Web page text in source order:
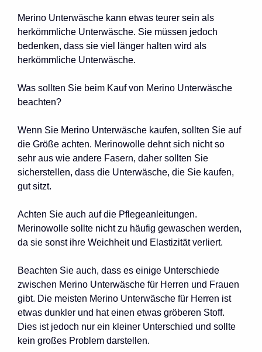
Merino Unterwäsche kann etwas teurer sein als
herkömmliche Unterwäsche. Sie müssen jedoch
bedenken, dass sie viel länger halten wird als
herkömmliche Unterwäsche.
Was sollten Sie beim Kauf von Merino Unterwäsche
beachten?
Wenn Sie Merino Unterwäsche kaufen, sollten Sie auf
die Größe achten. Merinowolle dehnt sich nicht so
sehr aus wie andere Fasern, daher sollten Sie
sicherstellen, dass die Unterwäsche, die Sie kaufen,
gut sitzt.
Achten Sie auch auf die Pflegeanleitungen.
Merinowolle sollte nicht zu häufig gewaschen werden,
da sie sonst ihre Weichheit und Elastizität verliert.
Beachten Sie auch, dass es einige Unterschiede
zwischen Merino Unterwäsche für Herren und Frauen
gibt. Die meisten Merino Unterwäsche für Herren ist
etwas dunkler und hat einen etwas gröberen Stoff.
Dies ist jedoch nur ein kleiner Unterschied und sollte
kein großes Problem darstellen.